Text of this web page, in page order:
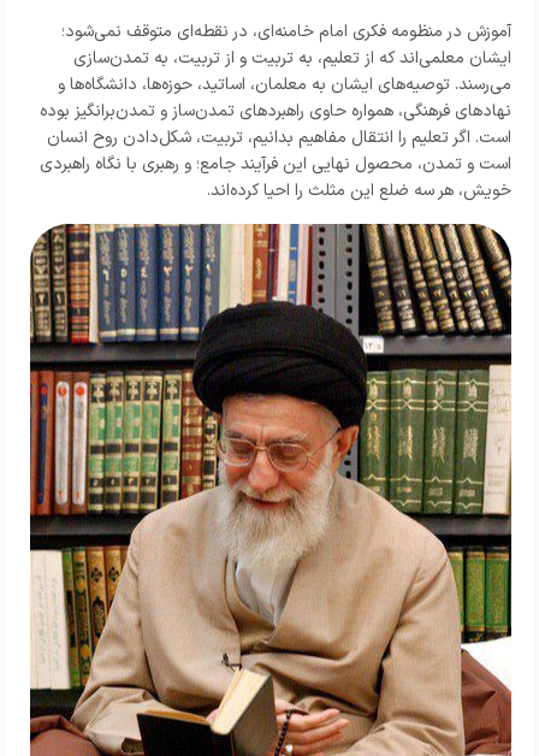
آموزش در منظومه فکری امام خامنه‌ای، در نقطه‌ای متوقف نمی‌شود؛
ایشان معلمی‌اند که از تعلیم، به تربیت و از تربیت، به تمدن‌سازی
می‌رسند. توصیه‌های ایشان به معلمان، اساتید، حوزه‌ها، دانشگاه‌ها و
نهادهای فرهنگی، همواره حاوی راهبردهای تمدن‌ساز و تمدن‌برانگیز بوده
است. اگر تعلیم را انتقال مفاهیم بدانیم، تربیت، شکل‌دادن روح انسان
است و تمدن، محصول نهایی این فرآیند جامع؛ و رهبری با نگاه راهبردی
خویش، هر سه ضلع این مثلث را احیا کرده‌اند.